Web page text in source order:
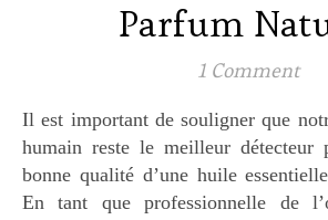
Parfum
1 Comment
Il est important de souligner que notre système olfactif
humain reste le meilleur détecteur
bonne qualité d’une huile
En tant que professionnelle de